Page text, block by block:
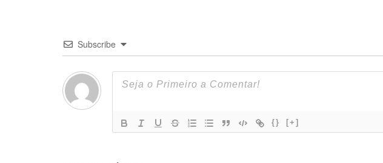
Subscribe
{} [+]